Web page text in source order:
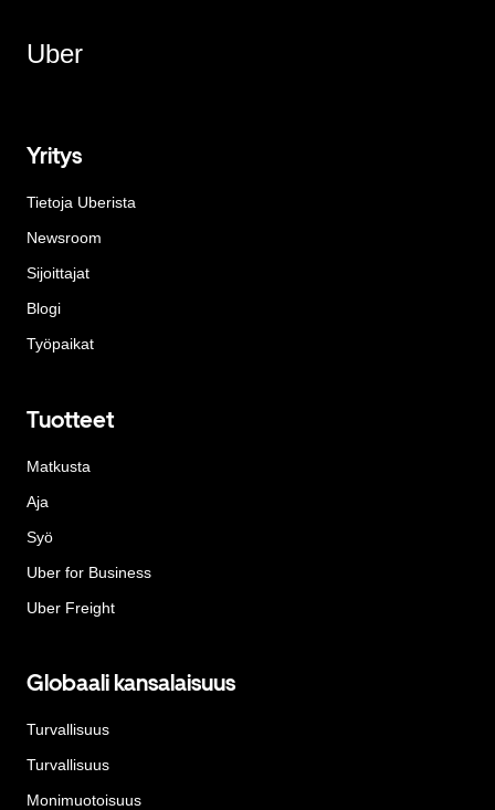
Uber
Yritys
Tietoja Uberista
Newsroom
Sijoittajat
Blogi
Työpaikat
Tuotteet
Matkusta
Aja
Syö
Uber for Business
Uber Freight
Globaali kansalaisuus
Turvallisuus
Turvallisuus
Monimuotoisuus